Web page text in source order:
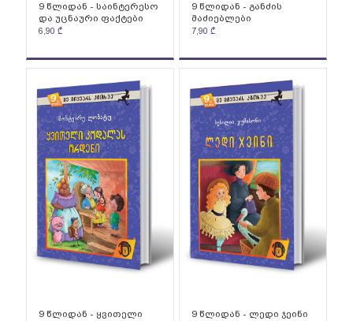
9 წლიდან - საინტერესო
და უცნაური ფაქტები
6,90 ₾
9 წლიდან - განძის
მაძიებლები
7,90 ₾
9 წლიდან - ყვითელი
9 წლიდან - ლედი ჯეინი